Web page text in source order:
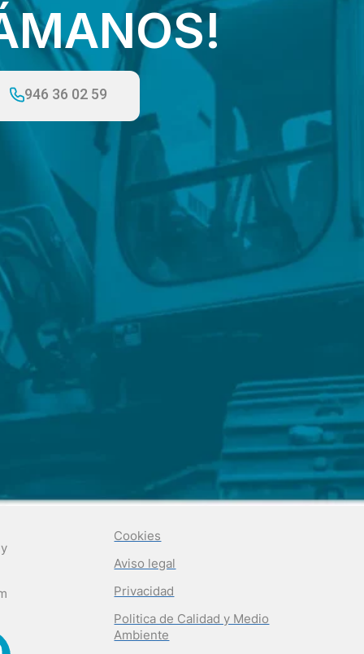
946 36 02 59
Cookies
Aviso legal
Privacidad
Politica de Calidad y Medio
Ambiente